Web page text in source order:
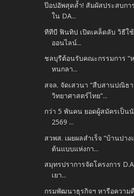
ป๊อปอัพสุดล้ำ! สัมผัสประสบก
ใน DA...
ทีทีบี ฟินทิป เปิดเคล็ดลับ วิธีใ
ออนไลน์...
ชลบุรีต้อนรับคณะกรรมการ “
หนกลา...
สจล. จัดเสวนา “สืบสานปณิธ
วิทยาศาสตร์ไทย”...
กว่า 5 พันคน ยอดผู้สมัครเป็น
2569 ...
สวพส. เผยผลสำเร็จ “บ้านปา
ต้นแบบแห่งกา...
สมุทรปราการจัดโครงการ
เยา...
กรมพัฒนาธุรกิจฯ หารือความ